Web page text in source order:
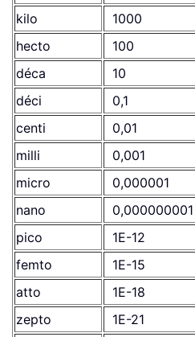
kilo
1000
hecto
100
déca
10
déci
0,1
centi
0,01
milli
0,001
micro
0,000001
nano
0,000000001
pico
1E-12
femto
1E-15
atto
1E-18
zepto
1E-21